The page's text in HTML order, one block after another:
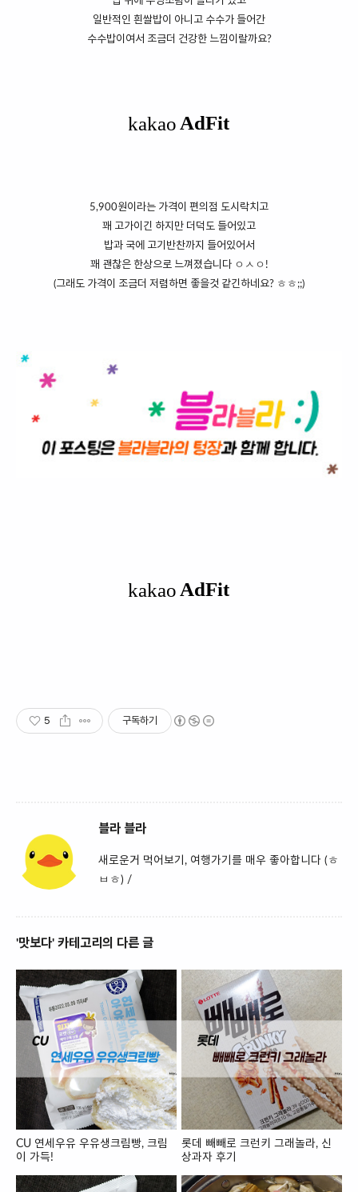
일반적인 흰쌀밥이 아니고 수수가 들어간
수수밥이여서 조금더 건강한 느낌이랄까요?
5,900원이라는 가격이 편의점 도시락치고
꽤 고가이긴 하지만 더덕도 들어있고
밥과 국에 고기반찬까지 들어있어서
꽤 괜찮은 한상으로 느껴졌습니다 ㅇㅅㅇ!
(그래도 가격이 조금더 저렴하면 좋을것 같긴하네요? ㅎㅎ;;)
5 구독하기
블라 블라
새로운거 먹어보기, 여행가기를 매우 좋아합니다 (ㅎ
ㅂㅎ) /
'맛보다' 카테고리의 다른 글
CU 연세우유 우유생크림빵, 크림
이 가득!
롯데 빼빼로 크런키 그래놀라, 신
상과자 후기